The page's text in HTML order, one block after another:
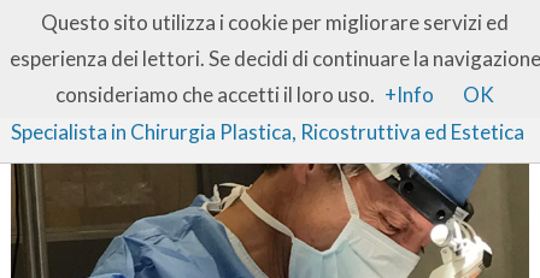
Dott. Franz W. Baruffaldi Preis
Specialista in Chirurgia Plastica, Ricostruttiva ed Estetica
IT EN
Questo sito utilizza i cookie per migliorare servizi ed
esperienza dei lettori. Se decidi di continuare la navigazione
consideriamo che accetti il loro uso. +Info OK